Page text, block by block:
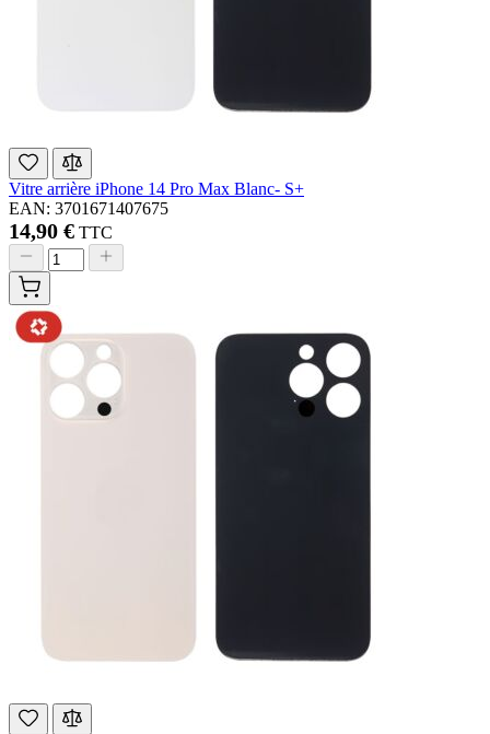
Vitre arrière iPhone 14 Pro Max Blanc- S+
EAN: 3701671407675
14,90 € TTC